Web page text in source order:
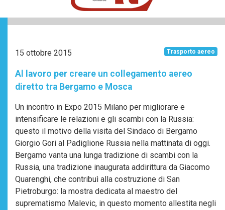
15 ottobre 2015 Trasporto aereo
Al lavoro per creare un collegamento aereo
diretto tra Bergamo e Mosca
Un incontro in Expo 2015 Milano per migliorare e
intensificare le relazioni e gli scambi con la Russia:
questo il motivo della visita del Sindaco di Bergamo
Giorgio Gori al Padiglione Russia nella mattinata di oggi.
Bergamo vanta una lunga tradizione di scambi con la
Russia, una tradizione inaugurata addirittura da Giacomo
Quarenghi, che contribuì alla costruzione di San
Pietroburgo: la mostra dedicata al maestro del
suprematismo Malevic, in questo momento allestita negli